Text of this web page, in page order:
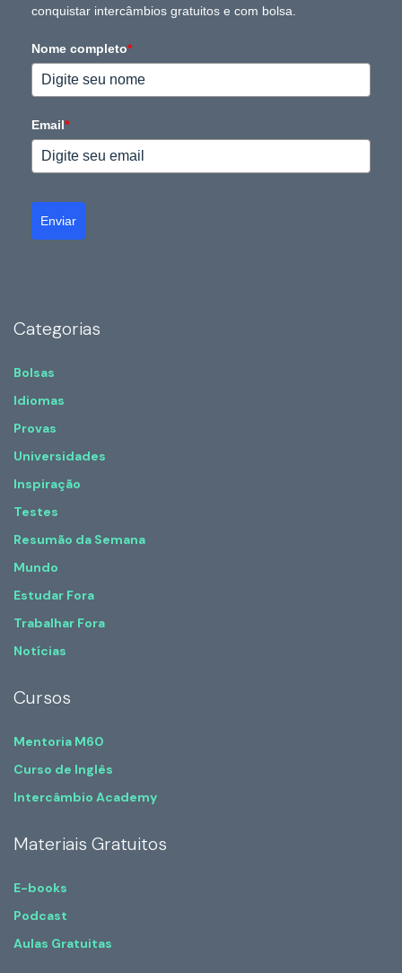
conquistar intercâmbios gratuitos e com bolsa.
Nome completo*
Email*
Enviar
Categorias
Bolsas
Idiomas
Provas
Universidades
Inspiração
Testes
Resumão da Semana
Mundo
Estudar Fora
Trabalhar Fora
Notícias
Cursos
Mentoria M60
Curso de Inglês
Intercâmbio Academy
Materiais Gratuitos
E-books
Podcast
Aulas Gratuitas